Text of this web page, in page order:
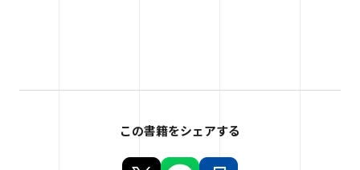
この書籍をシェアする